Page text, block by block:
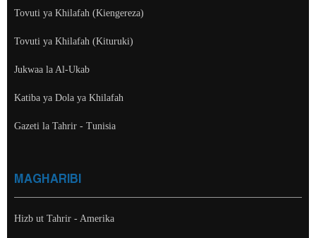
Tovuti ya Khilafah (Kiengereza)
Tovuti ya Khilafah (Kituruki)
Jukwaa la Al-Ukab
Katiba ya Dola ya Khilafah
Gazeti la Tahrir - Tunisia
MAGHARIBI
Hizb ut Tahrir - Amerika